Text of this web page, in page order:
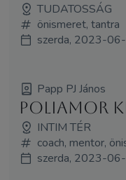
TUDATOSSÁG
önismeret, tantra
szerda, 2023-
Papp PJ János
Poliamor
INTIM TÉR
coach, mentor,
szerda, 2023-